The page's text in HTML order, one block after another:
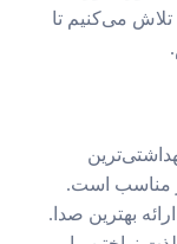
می‌کنیم تا
مناسب است.
بهترین صدا.